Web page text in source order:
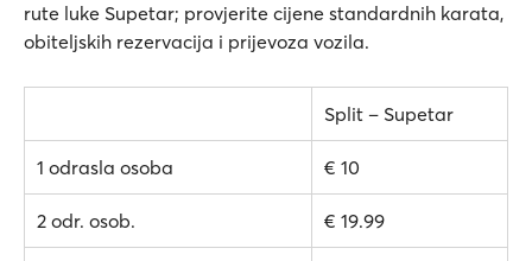
rute luke Supetar; provjerite cijene standardnih karata,
obiteljskih rezervacija i prijevoza vozila.
Split – Supetar
1 odrasla osoba € 10
2 odr. osob. € 19.99